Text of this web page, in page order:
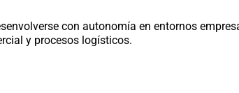
con autonomía en entornos
y procesos logísticos.